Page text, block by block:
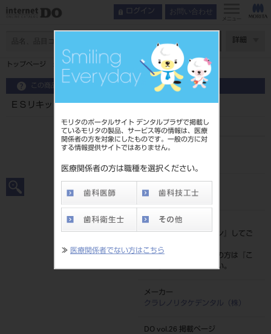
モリタのポータルサイト デンタルプラザで掲載し
ているモリタの製品、サービス等の情報は、医療
関係者の方を対象にしたものです。一般の方に対
する情報提供サイトではありません。
医療関係者の方は職種を選択ください。
≫ 医療関係者でない方はこちら
ログイン お問い合わせ
メニュー
詳細
トップページ ＥＳリキッド １０ＭＬ
この商品に関するお問い合わせ
ＥＳリキッド １０ＭＬ
品目コード
4571215181656
標準価格
価格の確認は『ログイン
』してご
ネット会員登録がまだの方は『
こ
ちら』より登録ください。
メーカー
クラレノリタケデンタル（株）
DO vol.26 掲載ページ